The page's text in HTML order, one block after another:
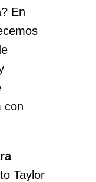
? En
con
Taylor